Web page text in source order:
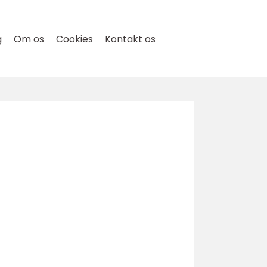
Om os Cookies Kontakt os